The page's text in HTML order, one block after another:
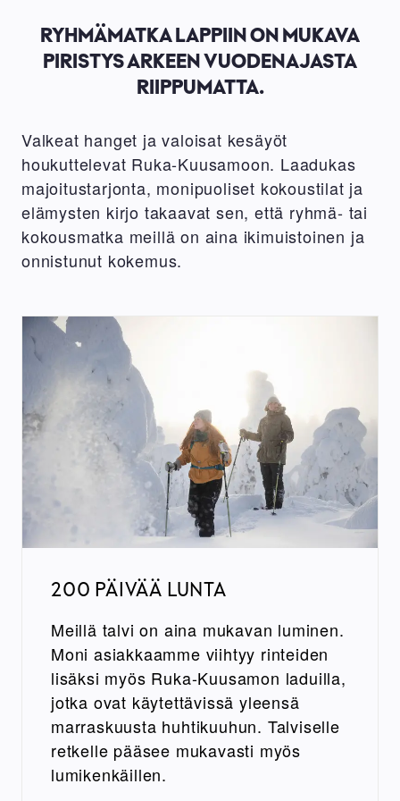
RYHMÄMATKA LAPPIIN ON MUKAVA
PIRISTYS ARKEEN VUODENAJASTA
RIIPPUMATTA.
Valkeat hanget ja valoisat kesäyöt
houkuttelevat Ruka-Kuusamoon. Laadukas
majoitustarjonta, monipuoliset kokoustilat ja
elämysten kirjo takaavat sen, että ryhmä- tai
kokousmatka meillä on aina ikimuistoinen ja
onnistunut kokemus.
200 PÄIVÄÄ LUNTA
Meillä talvi on aina mukavan luminen.
Moni asiakkaamme viihtyy rinteiden
lisäksi myös Ruka-Kuusamon laduilla,
jotka ovat käytettävissä yleensä
marraskuusta huhtikuuhun. Talviselle
retkelle pääsee mukavasti myös
lumikenkäillen.